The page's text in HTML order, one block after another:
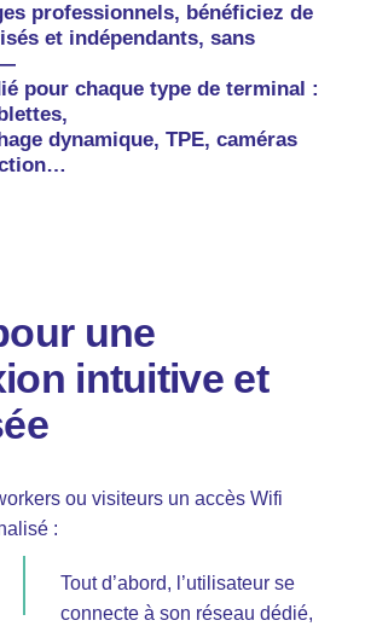
professionnels, bénéficiez de
et indépendants, sans
pour chaque type de terminal :
dynamique, TPE, caméras
une
intuitive et
ou visiteurs un accès Wifi
:
Tout d’abord, l’utilisateur se
connecte à son réseau dédié,
durant toute